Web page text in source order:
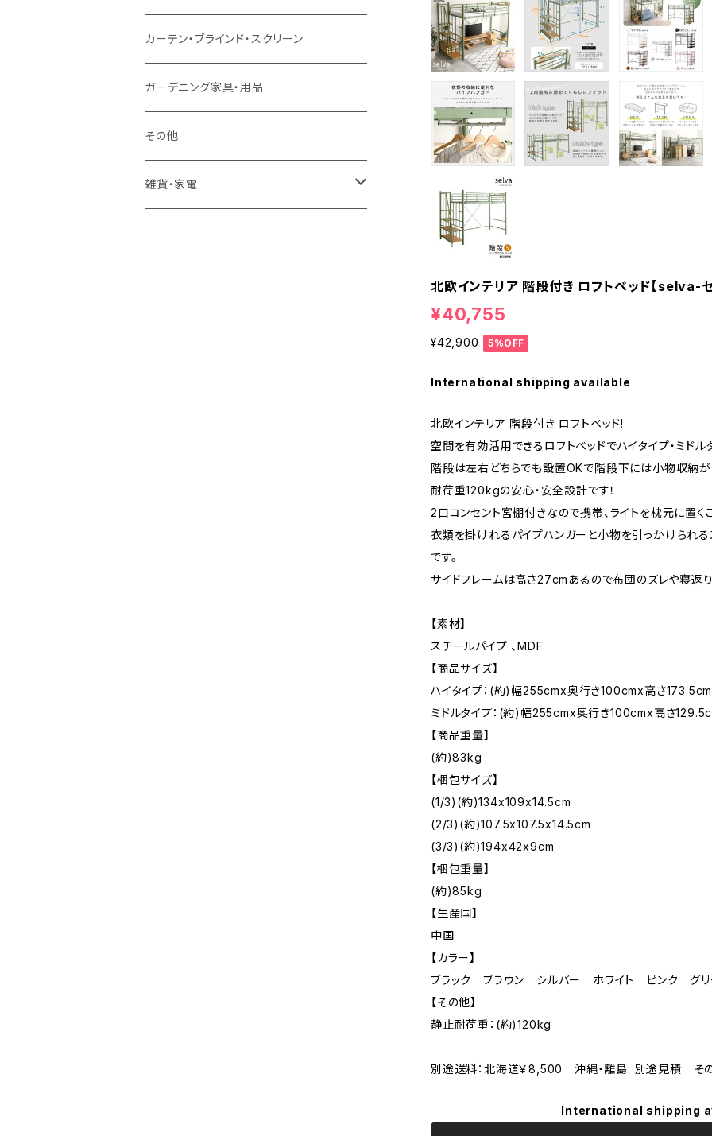
北欧インテリア 階段付き ロフトベッド【
¥40,755
¥42,900 5%OFF
International shipping available
北欧インテリア 階段付き ロフトベッド!
空間を有効活用できるロフトベッドでハイタイプ・ミドル
階段は左右どちらでも設置OKで階段下には小物収納が
耐荷重120kgの安心・安全設計です！
2口コンセント宮棚付きなので携帯、ライトを枕元に置く
衣類を掛けれるパイプハンガーと小物を引っかけられ
です。
サイドフレームは高さ27cmあるので布団のズレや寝返り
【素材】
スチールパイプ 、MDF
【商品サイズ】
ハイタイプ：(約)幅255cmx奥行き100cmx高さ173.5cm
ミドルタイプ：(約)幅255cmx奥行き100cmx高さ
【商品重量】
(約)83kg
【梱包サイズ】
(1/3)(約)134x109x14.5cm
(2/3)(約)107.5x107.5x14.5cm
(3/3)(約)194x42x9cm
【梱包重量】
(約)85kg
【生産国】
中国
【カラー】
ブラック ブラウン シルバー ホワイト ピンク グリ
【その他】
静止耐荷重：(約)120kg
別途送料：北海道￥8,500 沖縄・離島: 別途見積 そ
International shipping
クッション・座椅子
ダブルサイズ以上（マットレス付）
ロフトベッド
二段ベッド
マットレス
デスク
ダイニングベンチ・スツール
レンジ台・カウンター
ラック
TVボード
キャビネット・飾り棚
ラグ
カーペット
カーテン・ブラインド・スクリーン
ガーデニング家具・用品
その他
雑貨・家電